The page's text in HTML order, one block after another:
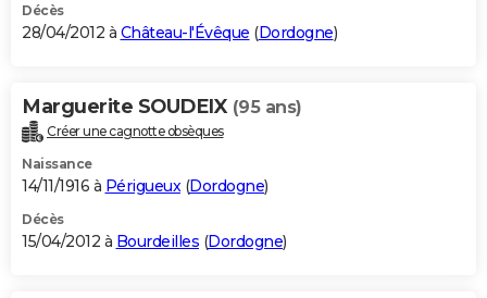
Décès
28/04/2012 à Château-l'Évêque (Dordogne)
Marguerite SOUDEIX (95 ans)
Créer une cagnotte obsèques
Naissance
14/11/1916 à Périgueux(Dordogne)
Décès
15/04/2012 à Bourdeilles (Dordogne)